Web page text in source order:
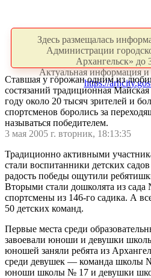
Здесь размещалась
Администрации
Архангельск» до
Актуальная информация и
https://
Ставшая у горожан одним из
состязаний традиционная Майская
году около 20 тысяч зрителей и
спортсменов боролись за
называться победителем.
3 мая 2005 г. вторник, 18:13:35
Традиционно активными
стали воспитанники детских
радость победы ощутили
Вторыми стали дошколята из
спортсмены из 146-го садика. А
50 детских команд.
Первые места среди
завоевали юноши и девушки
юношей заняли ребята из
среди девушек — команда школы
юноши школы № 17 и девушки